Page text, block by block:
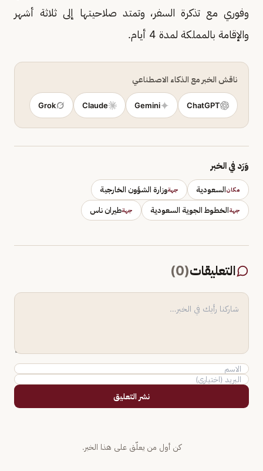
وفوري مع تذكرة السفر، وتمتد صلاحيتها إلى ثلاثة أشهر
والإقامة بالمملكة لمدة 4 أيام.
ناقش الخبر مع الذكاء الاصطناعي
ChatGPT
Gemini
Claude
Grok
وَرَد في الخبر
مكانالسعودية جهةوزارة الشؤون الخارجية
جهةالخطوط الجوية السعودية جهةطيران ناس
التعليقات(
0
)
نشر التعليق
كن أول من يعلّق على هذا الخبر.